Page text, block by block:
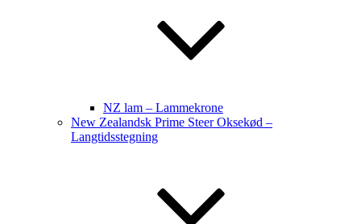
NZ lam – Lammekrone
New Zealandsk Prime Steer Oksekød –
Langtidsstegning